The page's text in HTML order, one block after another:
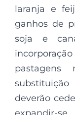
laranja e
ganhos de
soja e
deverão
expandir-